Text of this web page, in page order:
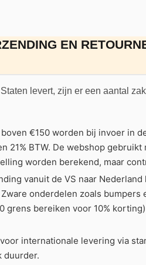
EN
levert, zijn er een aantal
€150 worden bij invoer in
21% BTW. De webshop
worden berekend, maar
vanuit de VS naar Nederland
onderdelen zoals bumpers
grens bereiken voor 10%
internationale levering via
duurder.